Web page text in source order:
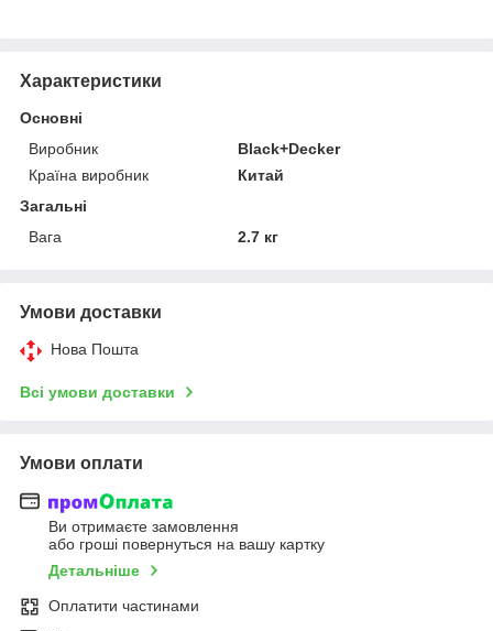
Характеристики
Основні
Виробник
Black+Decker
Країна виробник
Китай
Загальні
Вага
2.7 кг
Умови доставки
Нова Пошта
Всі умови доставки
Умови оплати
Ви отримаєте замовлення
або гроші повернуться на вашу картку
Детальніше
Оплатити частинами